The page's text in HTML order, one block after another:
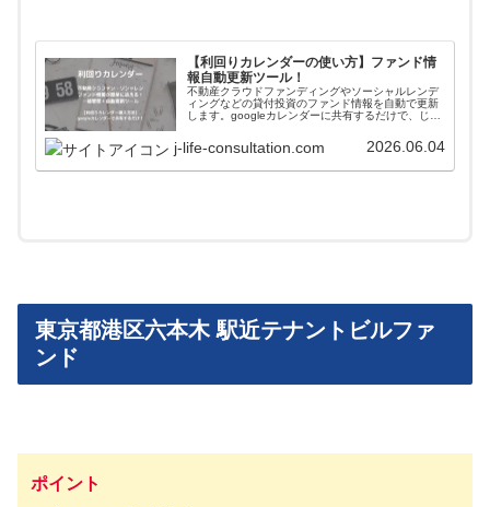
【利回りカレンダーの使い方】ファンド情
報自動更新ツール！
不動産クラウドファンディングやソーシャルレンデ
ィングなどの貸付投資のファンド情報を自動で更新
します。googleカレンダーに共有するだけで、じぇ
自動更新されます。使い方や導入方法を解説してい
ます。
j-life-consultation.com 2026.06.04
東京都港区六本木 駅近テナントビルファ
ンド
ポイント